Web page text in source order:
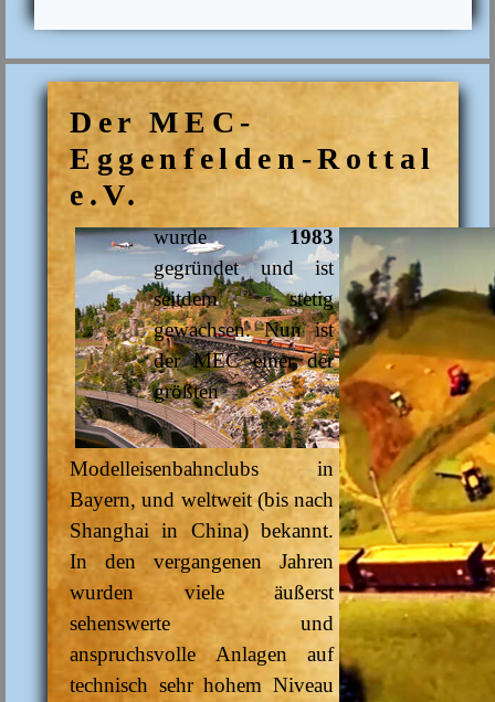
Der MEC-
Eggenfelden-Rottal
e.V.
wurde1983
gegründet und ist
seitdem stetig
gewachsen. Nun ist
der MEC einer der
größten
Modelleisenbahnclubs in
Bayern, und weltweit (bis nach
Shanghai in China) bekannt.
In den vergangenen Jahren
wurden viele äußerst
sehenswerte und
anspruchsvolle Anlagen auf
technisch sehr hohem Niveau